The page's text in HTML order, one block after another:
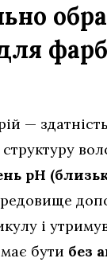
—
структуру
pH
і
бути без